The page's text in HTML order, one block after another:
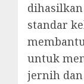
standar
untuk
jernih